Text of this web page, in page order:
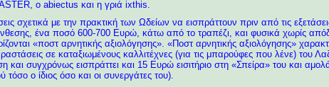
o abiectus και η γριά ixthis.
σχετικά με την πρακτική των Ωδείων να εισπράττουν πριν από τις
ένα ποσό 600-700 Ευρώ, κάτω από το τραπέζι, και φυσικά χωρίς
«ποστ αρνητικής αξιολόγησης». «Ποστ αρνητικής αξιολόγησης»
σε καταξιωμένους καλλιτέχνες (για τις μπαρούφες που λένε) του
και συγχρόνως εισπράττει και 15 Ευρώ εισιτήριο στη «Σπείρα» του και
ο ίδιος όσο και οι συνεργάτες του).